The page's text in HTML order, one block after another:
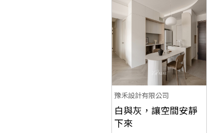
豫禾設計有限公司
白與灰，讓空間安靜
下來